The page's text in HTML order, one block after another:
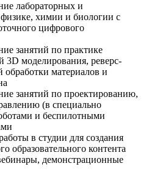
лабораторных и
химии и биологии с
цифрового
занятий по практике
3D моделирования, реверс-
материалов и
занятий по проектированию,
(в специально
и беспилотными
в студии для создания
образовательного контента
демонстрационные